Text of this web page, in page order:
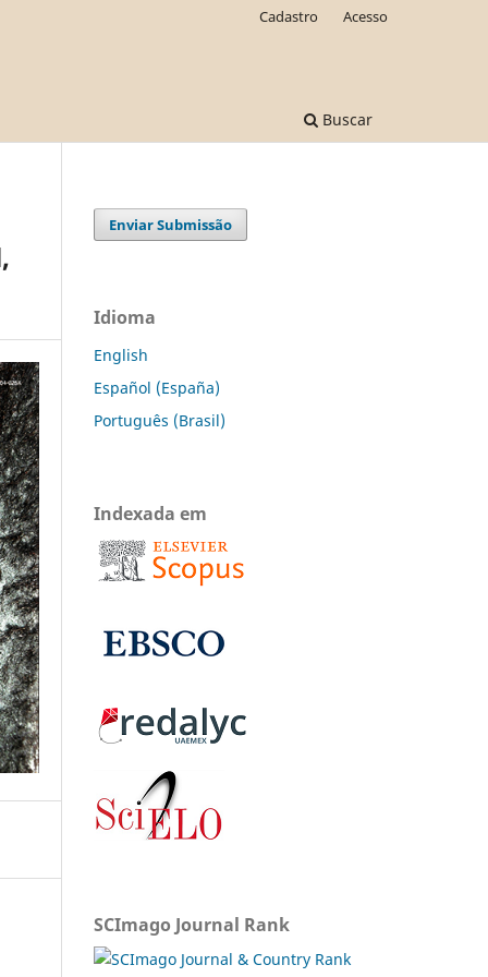
Buscar
Cadastro Acesso
Enviar Submissão
Idioma
English
Español (España)
Português (Brasil)
Indexada em
SCImago Journal Rank